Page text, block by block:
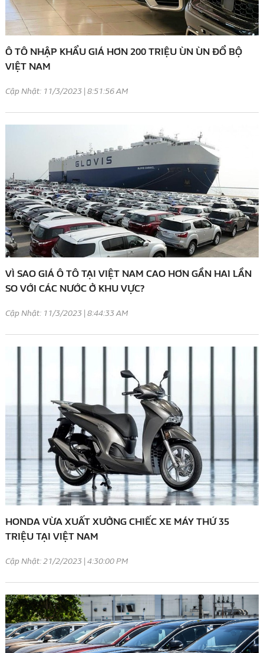
Ô TÔ NHẬP KHẨU GIÁ HƠN 200 TRIỆU ÙN ÙN ĐỔ BỘ
VIỆT NAM
Cập Nhật: 11/3/2023 | 8:51:56 AM
VÌ SAO GIÁ Ô TÔ TẠI VIỆT NAM CAO HƠN GẦN HAI LẦN
SO VỚI CÁC NƯỚC Ở KHU VỰC?
Cập Nhật: 11/3/2023 | 8:44:33 AM
HONDA VỪA XUẤT XƯỞNG CHIẾC XE MÁY THỨ 35
TRIỆU TẠI VIỆT NAM
Cập Nhật: 21/2/2023 | 4:30:00 PM